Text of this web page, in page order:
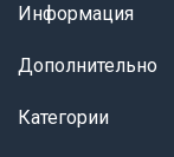
Информация
Дополнительно
Категории